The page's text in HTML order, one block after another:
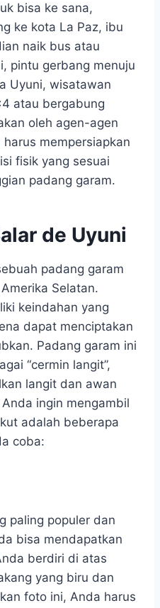
bisa ke sana,
ke kota La Paz, ibu
naik bus atau
pintu gerbang menuju
Uyuni, wisatawan
atau bergabung
oleh agen-agen
mempersiapkan
fisik yang sesuai
padang garam.
de Uyuni
padang garam
Selatan.
keindahan yang
dapat menciptakan
Padang garam ini
“cermin langit”,
langit dan awan
ingin mengambil
adalah beberapa
coba:
paling populer dan
bisa mendapatkan
berdiri di atas
yang biru dan
foto ini, Anda harus